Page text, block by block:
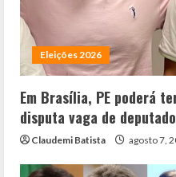
Eleições 2026
Em Brasília, PE poderá
disputa vaga de
Claudemi Batista agosto 7,